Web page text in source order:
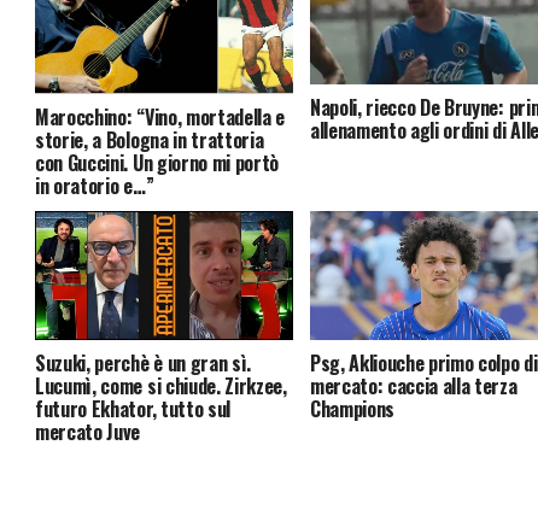
Marocchino: “Vino, mortadella e
storie, a Bologna in trattoria
con Guccini. Un giorno mi portò
in oratorio e…”
Napoli, riecco De Bruyne:
allenamento agli ordini di
Suzuki, perchè è un gran sì.
Lucumì, come si chiude. Zirkzee,
futuro Ekhator, tutto sul
mercato Juve
Psg, Akliouche primo colpo di
mercato: caccia alla terza
Champions